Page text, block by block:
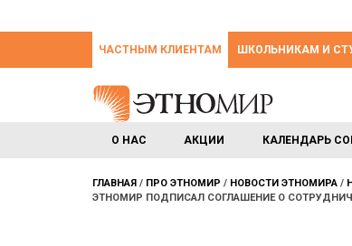
ЧАСТНЫМ КЛИЕНТАМ ШКОЛЬНИКАМ И
О НАС АКЦИИ КАЛЕНДАРЬ
ГЛАВНАЯ ПРО ЭТНОМИР НОВОСТИ ЭТНОМИРА
ЭТНОМИР ПОДПИСАЛ СОГЛАШЕНИЕ О